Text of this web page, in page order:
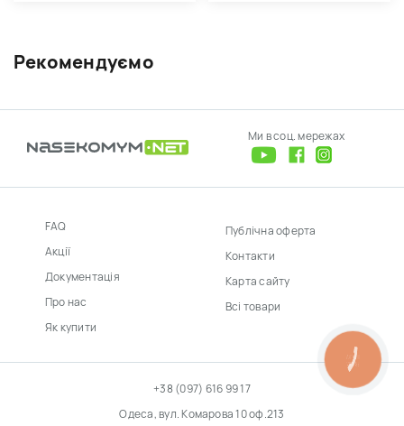
Рекомендуємо
Ми в соц. мережах
FAQ
Акції
Документація
Про нас
Як купити
Публічна оферта
Контакти
Карта сайту
Всі товари
+38 (097) 616 99 17
Одеса, вул. Комарова 10 оф.213
КНОПКА
ЗВ'ЯЗКУ